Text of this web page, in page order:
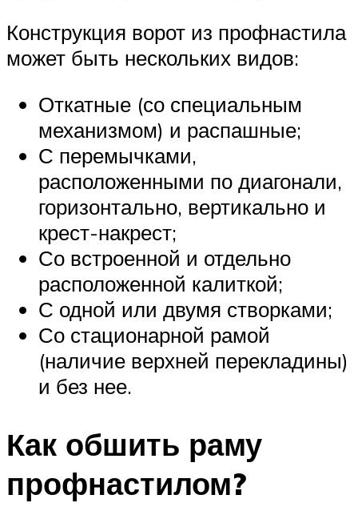
Конструкция ворот из профнастила
может быть нескольких видов:
Откатные (со специальным
механизмом) и распашные;
С перемычками,
расположенными по диагонали,
горизонтально, вертикально и
крест-накрест;
Со встроенной и отдельно
расположенной калиткой;
С одной или двумя створками;
Со стационарной рамой
(наличие верхней перекладины)
и без нее.
Как обшить раму
профнастилом?